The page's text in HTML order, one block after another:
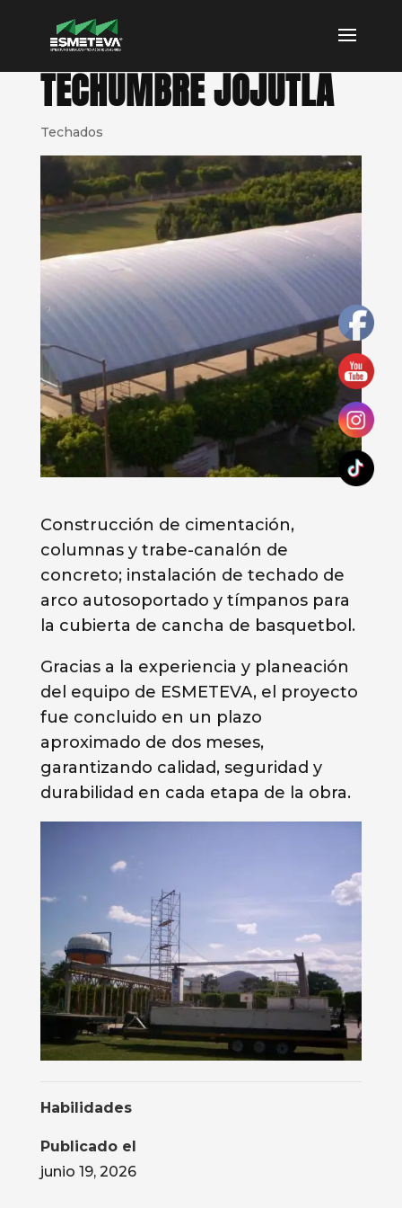
TECHUMBRE JOJUTLA
Techados
Construcción de cimentación,
columnas y trabe-canalón de
concreto; instalación de techado de
arco autosoportado y tímpanos para
la cubierta de cancha de basquetbol.
Gracias a la experiencia y planeación
del equipo de ESMETEVA, el proyecto
fue concluido en un plazo
aproximado de dos meses,
garantizando calidad, seguridad y
durabilidad en cada etapa de la obra.
Habilidades
Publicado el
junio 19, 2026